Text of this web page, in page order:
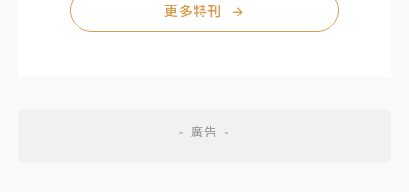
更多特刊 →